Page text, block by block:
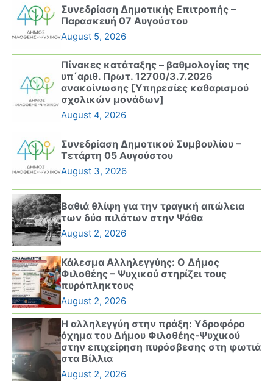
Συνεδρίαση Δημοτικής Επιτροπής –
Παρασκευή 07 Αυγούστου
August 5, 2026
Πίνακες κατάταξης – βαθμολογίας της
υπ΄αριθ. Πρωτ. 12700/3.7.2026
ανακοίνωσης [Υπηρεσίες καθαρισμού
σχολικών μονάδων]
August 4, 2026
Συνεδρίαση Δημοτικού Συμβουλίου –
Τετάρτη 05 Αυγούστου
August 3, 2026
Βαθιά θλίψη για την τραγική απώλεια
των δύο πιλότων στην Ψάθα
August 2, 2026
Κάλεσμα Αλληλεγγύης: Ο Δήμος
Φιλοθέης – Ψυχικού στηρίζει τους
πυρόπληκτους
August 2, 2026
Η αλληλεγγύη στην πράξη: Υδροφόρο
όχημα του Δήμου Φιλοθέης-Ψυχικού
στην επιχείρηση πυρόσβεσης στη φωτιά
στα Βίλλια
August 2, 2026